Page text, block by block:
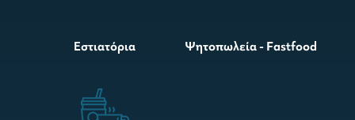
Εστιατόρια Ψητοπωλεία - Fastfood